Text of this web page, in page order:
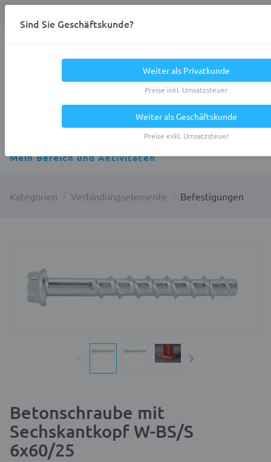
Mein Bereich und Aktivitäten
Kategorien Verbindungselemente Befestigungen
Betonschraube mit
Sechskantkopf W-BS/S
6x60/25
Sind Sie Geschäftskunde?
Weiter als Privatkunde
Preise inkl. Umsatzsteuer
Weiter als Geschäftskunde
Preise exkl. Umsatzsteuer